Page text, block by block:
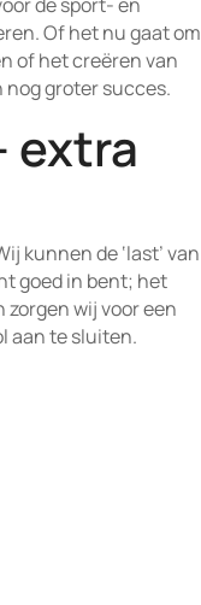
Of het nu gaat om
of het creëren van
groter succes.
extra
kunnen de ‘last’ van
goed in bent; het
wij voor een
aan te sluiten.